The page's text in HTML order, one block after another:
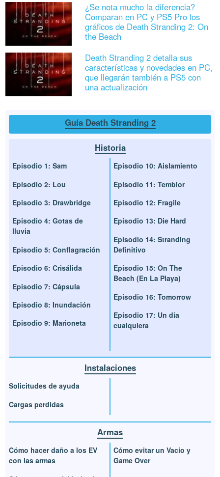
¿Se nota mucho la diferencia?
Comparan en PC y PS5 Pro los
gráficos de Death Stranding 2: On
the Beach
Death Stranding 2 detalla sus
características y novedades en PC,
que llegarán también a PS5 con
una actualización
Guía Death Stranding 2
Historia
Episodio 1: Sam
Episodio 2: Lou
Episodio 3: Drawbridge
Episodio 4: Gotas de
lluvia
Episodio 5: Conflagración
Episodio 6: Crisálida
Episodio 7: Cápsula
Episodio 8: Inundación
Episodio 9: Marioneta
Episodio 10: Aislamiento
Episodio 11: Temblor
Episodio 12: Fragile
Episodio 13: Die Hard
Episodio 14: Stranding
Definitivo
Episodio 15: On The
Beach (En La Playa)
Episodio 16: Tomorrow
Episodio 17: Un día
cualquiera
Instalaciones
Solicitudes de ayuda
Cargas perdidas
Armas
Cómo hacer daño a los EV
con las armas
Cómo evitar un Vacío y
Game Over